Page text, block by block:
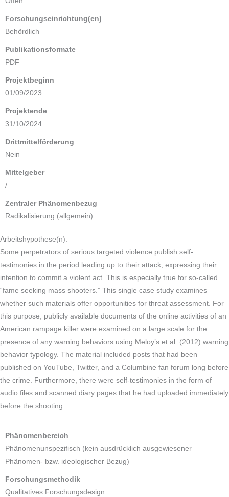
Forschungseinrichtung(en)
Behördlich
Publikationsformate
PDF
Projektbeginn
01/09/2023
Projektende
31/10/2024
Drittmittelförderung
Nein
Mittelgeber
/
Zentraler Phänomenbezug
Radikalisierung (allgemein)
Arbeitshypothese(n):
Some perpetrators of serious targeted violence publish self-
testimonies in the period leading up to their attack, expressing their
intention to commit a violent act. This is especially true for so-called
“fame seeking mass shooters.” This single case study examines
whether such materials offer opportunities for threat assessment. For
this purpose, publicly available documents of the online activities of an
American rampage killer were examined on a large scale for the
presence of any warning behaviors using Meloy’s et al. (2012) warning
behavior typology. The material included posts that had been
published on YouTube, Twitter, and a Columbine fan forum long before
the crime. Furthermore, there were self-testimonies in the form of
audio ﬁles and scanned diary pages that he had uploaded immediately
before the shooting.
Phänomenbereich
Phänomenunspezifisch (kein ausdrücklich ausgewiesener
Phänomen- bzw. ideologischer Bezug)
Forschungsmethodik
Qualitatives Forschungsdesign